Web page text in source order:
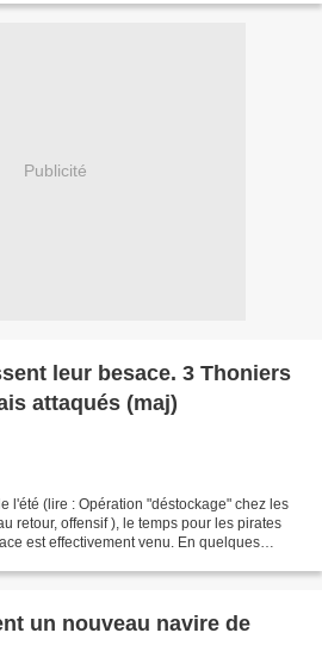
Publicité
leur besace. 3 Thoniers
attaqués (maj)
l'été (lire : Opération "déstockage" chez les
retour, offensif ), le temps pour les pirates
est effectivement venu. En quelques
un nouveau navire de